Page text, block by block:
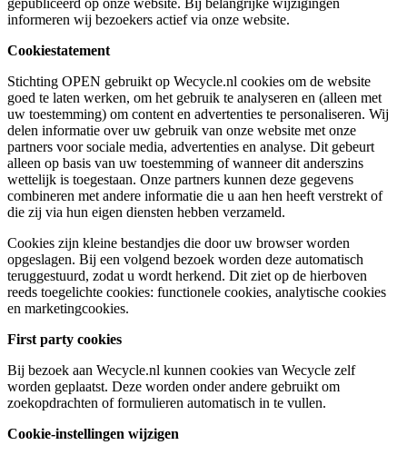
informeren wij bezoekers actief via onze website.
Cookiestatement
Stichting OPEN gebruikt op Wecycle.nl cookies om de website
goed te laten werken, om het gebruik te analyseren en (alleen met
uw toestemming) om content en advertenties te personaliseren. Wij
delen informatie over uw gebruik van onze website met onze
partners voor sociale media, advertenties en analyse. Dit gebeurt
alleen op basis van uw toestemming of wanneer dit anderszins
wettelijk is toegestaan. Onze partners kunnen deze gegevens
combineren met andere informatie die u aan hen heeft verstrekt of
die zij via hun eigen diensten hebben verzameld.
Cookies zijn kleine bestandjes die door uw browser worden
opgeslagen. Bij een volgend bezoek worden deze automatisch
teruggestuurd, zodat u wordt herkend. Dit ziet op de hierboven
reeds toegelichte cookies: functionele cookies, analytische cookies
en marketingcookies.
First party cookies
Bij bezoek aan Wecycle.nl kunnen cookies van Wecycle zelf
worden geplaatst. Deze worden onder andere gebruikt om
zoekopdrachten of formulieren automatisch in te vullen.
Cookie-instellingen wijzigen